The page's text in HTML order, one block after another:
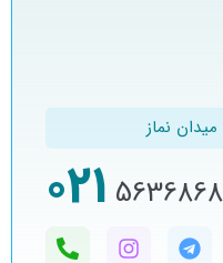
نماز
021